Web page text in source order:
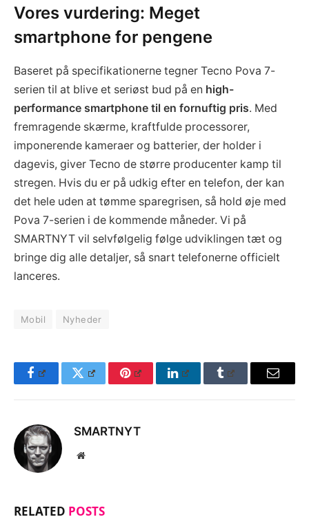
Vores vurdering: Meget
smartphone for pengene
Baseret på specifikationerne tegner Tecno Pova 7-
serien til at blive et seriøst bud på en high-
performance smartphone til en fornuftig pris. Med
fremragende skærme, kraftfulde processorer,
imponerende kameraer og batterier, der holder i
dagevis, giver Tecno de større producenter kamp til
stregen. Hvis du er på udkig efter en telefon, der kan
det hele uden at tømme sparegrisen, så hold øje med
Pova 7-serien i de kommende måneder. Vi på
SMARTNYT vil selvfølgelig følge udviklingen tæt og
bringe dig alle detaljer, så snart telefonerne officielt
lanceres.
Mobil Nyheder
FacebookTwitter Pinterest LinkedInTumblr Email
SMARTNYT
Website
RELATED POSTS